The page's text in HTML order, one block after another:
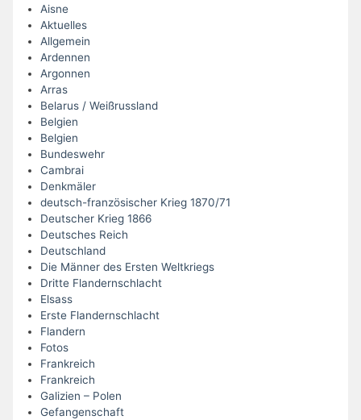
Aisne
Aktuelles
Allgemein
Ardennen
Argonnen
Arras
Belarus / Weißrussland
Belgien
Belgien
Bundeswehr
Cambrai
Denkmäler
deutsch-französischer Krieg 1870/71
Deutscher Krieg 1866
Deutsches Reich
Deutschland
Die Männer des Ersten Weltkriegs
Dritte Flandernschlacht
Elsass
Erste Flandernschlacht
Flandern
Fotos
Frankreich
Frankreich
Galizien – Polen
Gefangenschaft